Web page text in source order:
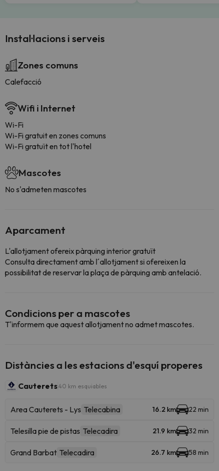
Instal·lacions i serveis
Zones comuns
Calefacció
Wifi i Internet
Wi-Fi
Wi-Fi gratuit en zones comuns
Wi-Fi gratuït en tot l'hotel
Mascotes
No s'admeten mascotes
Aparcament
L'allotjament ofereix pàrquing interior gratuït
Consulta directament amb l´allotjament si ofereixen la
possibilitat de reservar la plaça de pàrquing amb antelació.
Condicions per a mascotes
T'informem que aquest allotjament no admet mascotes.
Distàncies a les estacions d'esquí properes
Cauterets 40 km esquiables
Area Cauterets - Lys Telecabina 16.2 km 22 min
Telesilla pie de pistas Telecadira 21.9 km 32 min
Grand Barbat Telecadira 26.7 km 58 min